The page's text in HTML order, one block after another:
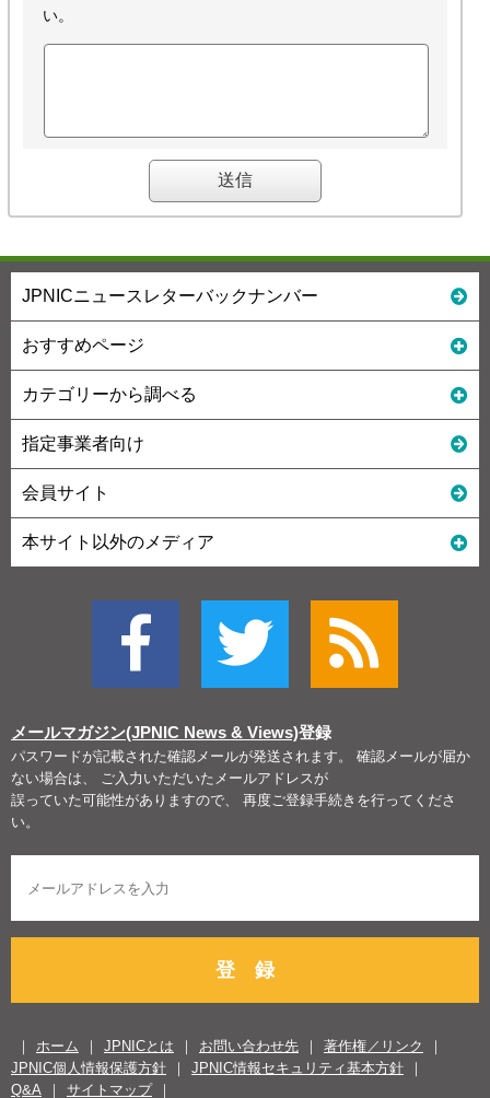
い。
JPNICニュースレターバックナンバー
おすすめページ
カテゴリーから調べる
指定事業者向け
会員サイト
本サイト以外のメディア
メールマガジン(JPNIC News & Views)登録
パスワードが記載された確認メールが発送されます。 確認メールが届か
ない場合は、 ご入力いただいたメールアドレスが
誤っていた可能性がありますので、 再度ご登録手続きを行ってくださ
い。
登 録
ホーム JPNICとは お問い合わせ先
著作権／リンク
JPNIC個人情報保護方針
JPNIC情報セキュリティ基本方針
Q&A
サイトマップ